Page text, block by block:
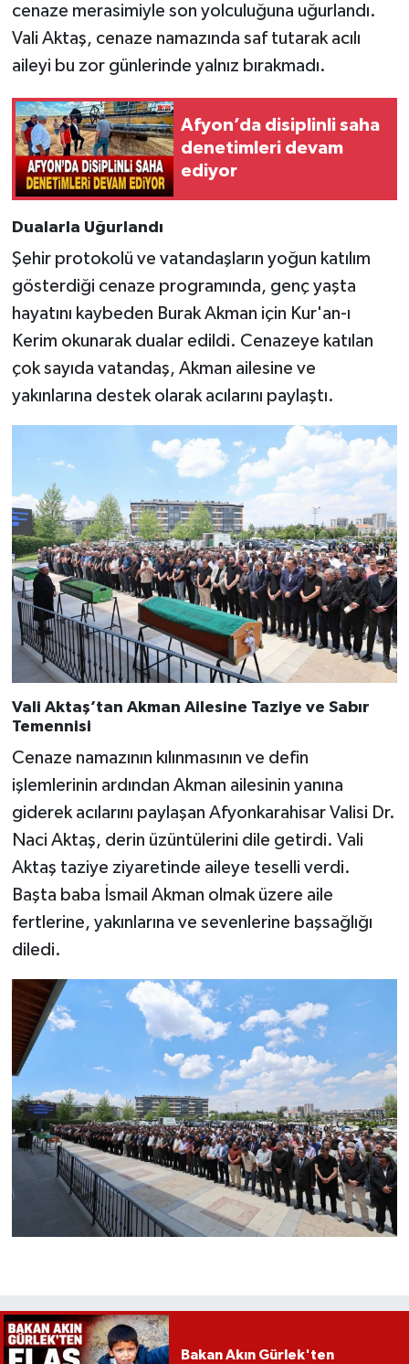
cenaze merasimiyle son yolculuğuna uğurlandı.
Vali Aktaş, cenaze namazında saf tutarak acılı
aileyi bu zor günlerinde yalnız bırakmadı.
Afyon’da disiplinli saha
denetimleri devam
ediyor
Dualarla Uğurlandı
Şehir protokolü ve vatandaşların yoğun katılım
gösterdiği cenaze programında, genç yaşta
hayatını kaybeden Burak Akman için Kur'an-ı
Kerim okunarak dualar edildi. Cenazeye katılan
çok sayıda vatandaş, Akman ailesine ve
yakınlarına destek olarak acılarını paylaştı.
Vali Aktaş’tan Akman Ailesine Taziye ve Sabır
Temennisi
Cenaze namazının kılınmasının ve defin
işlemlerinin ardından Akman ailesinin yanına
giderek acılarını paylaşan Afyonkarahisar Valisi Dr.
Naci Aktaş, derin üzüntülerini dile getirdi. Vali
Aktaş taziye ziyaretinde aileye teselli verdi.
Başta baba İsmail Akman olmak üzere aile
fertlerine, yakınlarına ve sevenlerine başsağlığı
diledi.
Bakan Akın Gürlek'ten